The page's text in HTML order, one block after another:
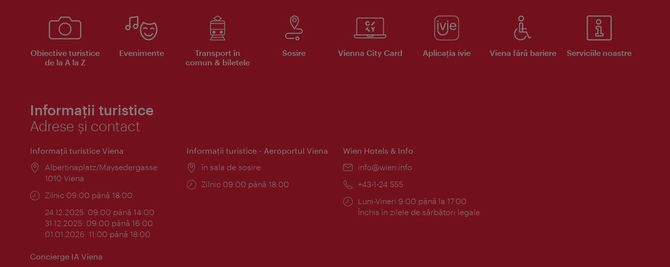
Obiective turistice
de la A la Z
Evenimente
Transport în
comun & biletele
Sosire Vienna City Card Aplicaţia ivie Viena fără bariere Serviciile noastre
Informații turistice
Adrese și contact
Informaţii turistice Viena
Locul:
Albertinaplatz/Maysedergasse
1010 Viena
Program:
Zilnic 09:00 până 18:00
24.12.2025: 09:00 până 14:00
31.12.2025: 09:00 până 16:00
01.01.2026: 11:00 până 18:00
Informaţii turistice - Aeroportul Viena
Locul:
în sala de sosire
Program:
Zilnic 09:00 până 18:00
Wien Hotels & Info
E-
info@wien.info
Telefon:
+43-1-24 555
Program:
Luni-Vineri 9:00 până la 17:00
Închis în zilele de sărbători legale
Concierge IA Viena